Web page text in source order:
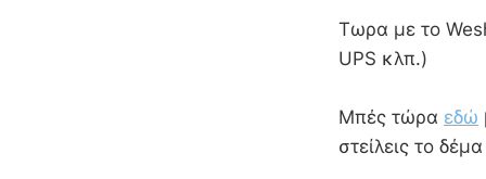
Τωρα με το
UPS κλπ.)
Μπές τώρα εδώ
στείλεις το